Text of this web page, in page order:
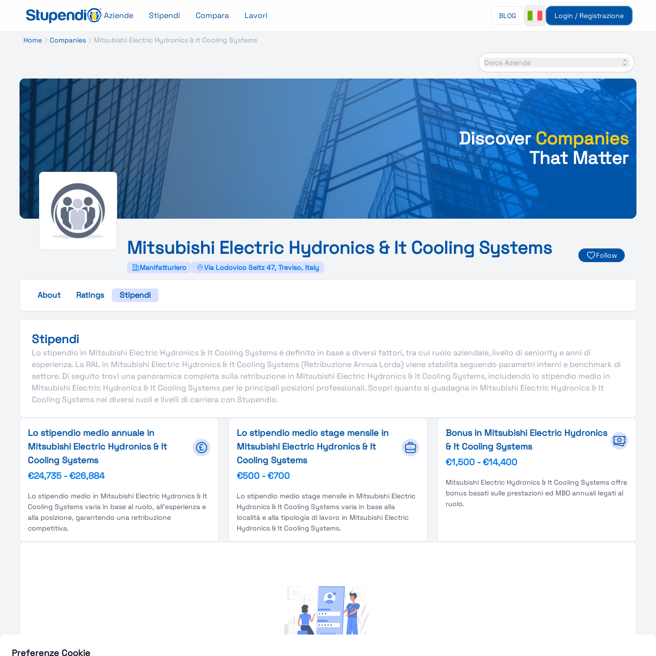
Preferenze Cookie
Aziende Stipendi Compara Lavori BLOG Login / Registrazione
Home Companies Mitsubishi Electric Hydronics & It Cooling Systems
Cerca Azienda
DiscoverCompanies
That Matter
Mitsubishi Electric Hydronics & It Cooling Systems
Manifatturiero Via Lodovico Seitz 47, Treviso, Italy
Follow
About Ratings Stipendi
Stipendi
Lo stipendio in Mitsubishi Electric Hydronics & It Cooling Systems è definito in base a diversi fattori, tra cui ruolo aziendale, livello di seniority e anni di
esperienza. La RAL in Mitsubishi Electric Hydronics & It Cooling Systems (Retribuzione Annua Lorda) viene stabilita seguendo parametri interni e benchmark di
settore. Di seguito trovi una panoramica completa sulla retribuzione in Mitsubishi Electric Hydronics & It Cooling Systems, includendo lo stipendio medio in
Mitsubishi Electric Hydronics & It Cooling Systems per le principali posizioni professionali. Scopri quanto si guadagna in Mitsubishi Electric Hydronics & It
Cooling Systems nei diversi ruoli e livelli di carriera con Stupendio.
Lo stipendio medio annuale in
Mitsubishi Electric Hydronics & It
Cooling Systems
€24,735 -€26,884
Lo stipendio medio in Mitsubishi Electric Hydronics & It
Cooling Systems varia in base al ruolo, all'esperienza e
alla posizione, garantendo una retribuzione
competitiva.
Lo stipendio medio stage mensile in
Mitsubishi Electric Hydronics & It
Cooling Systems
€500 -€700
Lo stipendio medio stage mensile in Mitsubishi Electric
Hydronics & It Cooling Systems varia in base alla
località e alla tipologia di lavoro in Mitsubishi Electric
Hydronics & It Cooling Systems.
Bonus in Mitsubishi Electric Hydronics
& It Cooling Systems
€1,500 -€14,400
Mitsubishi Electric Hydronics & It Cooling Systems offre
bonus basati sulle prestazioni ed MBO annuali legati al
ruolo.